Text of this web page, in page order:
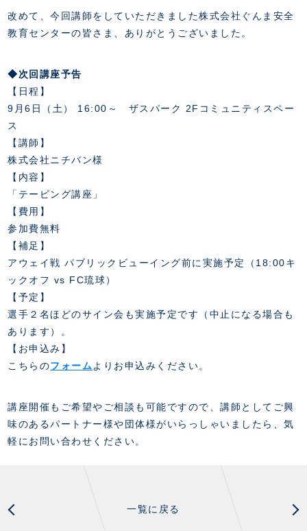
改めて、今回講師をしていただきました株式会社ぐんま安全
教育センターの皆さま、ありがとうございました。
◆次回講座予告
【日程】
9月6日（土） 16:00～ ザスパーク 2Fコミュニティスペー
ス
【講師】
株式会社ニチバン様
【内容】
「テーピング講座」
【費用】
参加費無料
【補足】
アウェイ戦 パブリックビューイング前に実施予定（18:00キ
ックオフ vs FC琉球）
【予定】
選手２名ほどのサイン会も実施予定です（中止になる場合も
あります）。
【お申込み】
こちらのフォーム よりお申込みください。
講座開催もご希望やご相談も可能ですので、講師としてご興
味のあるパートナー様や団体様がいらっしゃいましたら、気
軽にお問い合わせください。
一覧に戻る